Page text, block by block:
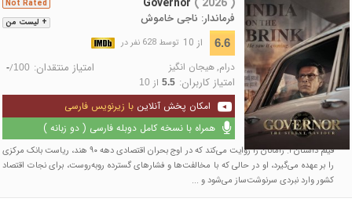
+ لیست من
Not Rated
فرماندار: ناجی خاموش
6.6 از 10 توسط 628 نفر در
درام,هیجان انگیز امتیاز منتقدان: -/100
امتیاز کاربران: 5.5از 10
امکان پخش آنلاین با زیرنویس فارسی
همراه با نسخه کامل دوبله فارسی ( دو زبانه )
فیلم داستان آ. رامانان را روایت می‌کند که در اوج بحران اقتصادی دهه ۹۰ هند، ریاست بانک مرکزی
را بر عهده می‌گیرد، او در حالی که با مخالفت‌ها و فشارهای گسترده روبه‌روست، برای نجات اقتصاد
کشور وارد نبردی سرنوشت‌ساز می‌شود و ...